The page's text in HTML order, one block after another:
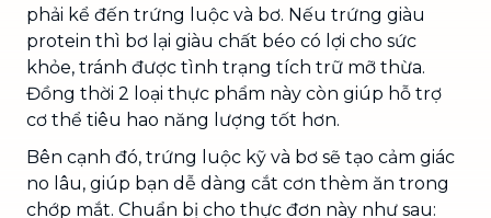
phải kể đến trứng luộc và bơ. Nếu trứng giàu
protein thì bơ lại giàu chất béo có lợi cho sức
khỏe, tránh được tình trạng tích trữ mỡ thừa.
Đồng thời 2 loại thực phẩm này còn giúp hỗ trợ
cơ thể tiêu hao năng lượng tốt hơn.
Bên cạnh đó, trứng luộc kỹ và bơ sẽ tạo cảm giác
no lâu, giúp bạn dễ dàng cắt cơn thèm ăn trong
chớp mắt. Chuẩn bị cho thực đơn này như sau: